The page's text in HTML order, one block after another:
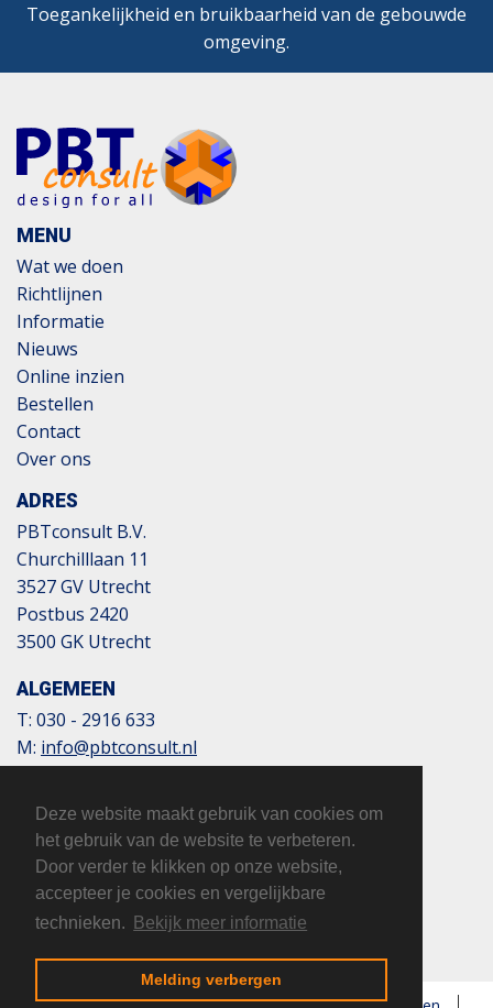
Deze website maakt gebruik van cookies om
het gebruik van de website te verbeteren.
Door verder te klikken op onze website,
accepteer je cookies en vergelijkbare
technieken.
Bekijk meer informatie
Melding verbergen
Toegankelijkheid en bruikbaarheid van de gebouwde
omgeving.
MENU
Wat we doen
Richtlijnen
Informatie
Nieuws
Online inzien
Bestellen
Contact
Over ons
ADRES
PBTconsult B.V.
Churchilllaan 11
3527 GV Utrecht
Postbus 2420
3500 GK Utrecht
ALGEMEEN
T: 030 - 2916 633
M: info@pbtconsult.nl
BTW: 817124305B01
KvK: 32110854